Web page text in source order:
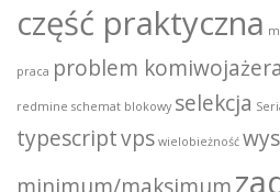
część praktyczna
praca problem komiwojażera
redmine schemat blokowy selekcja
typescriptvps wielobieżność